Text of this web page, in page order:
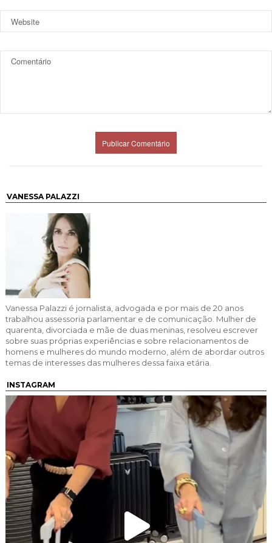
VANESSA PALAZZI
Vanessa Palazzi é jornalista, advogada e por mais de 20 anos
trabalhou assessoria parlamentar e de comunicação. Mulher de
quarenta, divorciada e mãe de duas meninas, resolveu escrever
sobre suas próprias experiências e sobre relacionamentos de
homens e mulheres do mundo moderno, além de abordar outros
temas de interesses das mulheres dessa faixa etária.
INSTAGRAM